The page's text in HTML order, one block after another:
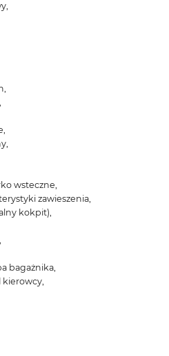
wsteczne,
zawieszenia,
kokpit),
bagażnika,
kierowcy,